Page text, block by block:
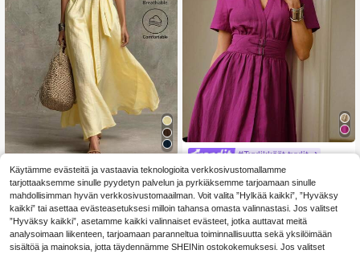
Omancia
EU Warehouse Omancia Naisten eleg
antti lomatyylinen keltainen syvän
V-kaula-aukon solmittava etuosa m
ekko, kesäinen rantamikko, ilmava
sifonki pitkä mekko, elegantti työas
ukokonaisuus
24.99€
#Tyylikkäät tyylit
ZEYLAH Pellavainen syvään uurret
tu v-aukkoinen metallisolkivyötärö
koristeinen lyhythihainen midimekk
49.29€
Käytämme evästeitä ja vastaavia teknologioita verkkosivustomallamme
tarjottaaksemme sinulle pyydetyn palvelun ja pyrkiäksemme tarjoamaan sinulle
mahdollisimman hyvän verkkosivustomaailman. Voit valita ”Hylkää kaikki”, ”Hyväksy
kaikki” tai asettaa evästeasetuksesi milloin tahansa omasta valinnastasi. Jos valitset
”Hyväksy kaikki”, asetamme kaikki valinnaiset evästeet, jotka auttavat meitä
analysoimaan liikenteen, tarjoamaan paranneltua toiminnallisuutta sekä yksilöimään
sisältöä ja mainoksia, jotta täydennämme SHEINin ostokokemuksesi. Jos valitset